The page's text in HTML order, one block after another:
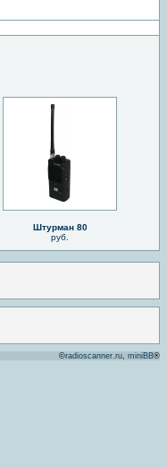
Штурман 80
руб.
©radioscanner.ru, miniBB®